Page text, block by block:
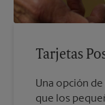
Tarjetas
Una opción
que los